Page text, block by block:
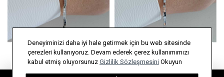
Deneyiminizi daha iyi hale getirmek için bu web sitesinde
çerezleri kullanıyoruz. Devam ederek çerez kullanımımızı
kabul etmiş oluyorsunuz Gizlilik Sözleşmesini Okuyun